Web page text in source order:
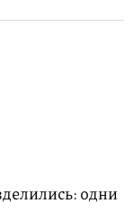
одни